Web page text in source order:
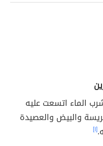
الماء اتسعت عليه
والبيض والعصيدة
[١]